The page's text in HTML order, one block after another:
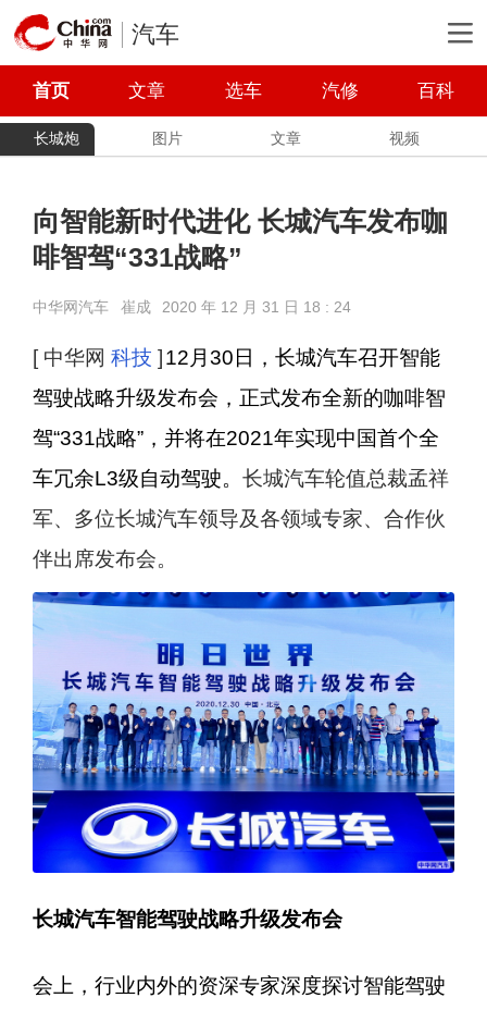
汽车
首页 文章 选车 汽修 百科
长城炮 图片 文章 视频
向智能新时代进化 长城汽车发布咖
啡智驾“331战略”
中华网汽车 崔成 2020 年 12 月 31 日 18 : 24
[ 中华网 科技 ] 12 月30日，长城汽车召开智能
驾驶战略升级发布会，正式发布全新的咖啡智
驾“331战略”，并将在2021年实现中国首个全
车冗余L3级自动驾驶。 长城汽车轮值总裁孟祥
军、多位长城汽车领导及各领域专家、合作伙
伴出席发布会。
长城汽车智能驾驶战略升级发布会
会上，行业内外的资深专家深度探讨智能驾驶